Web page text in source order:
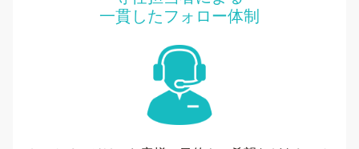
一貫したフォロー体制